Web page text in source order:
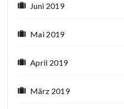
Juni 2019
Mai 2019
April 2019
März 2019